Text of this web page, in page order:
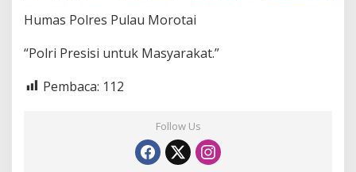
Humas Polres Pulau Morotai
“Polri Presisi untuk Masyarakat.”
Pembaca: 112
Follow Us